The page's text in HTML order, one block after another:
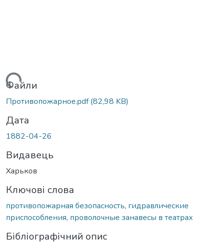
Файли
Противопожарное.pdf(82,98 KB)
Дата
1882-04-26
Видавець
Харьков
Ключові слова
противопожарная безопасность, гидравлические
приспособления, проволочные занавесы в театрах
Бібліографічний опис